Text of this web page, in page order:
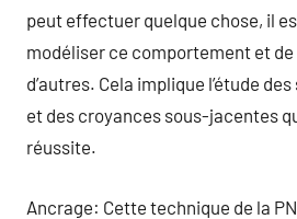
peut effectuer quelque chose, il
modéliser ce comportement et de
d’autres. Cela implique l’étude
et des croyances sous-jacentes
réussite.
Ancrage: Cette technique de la